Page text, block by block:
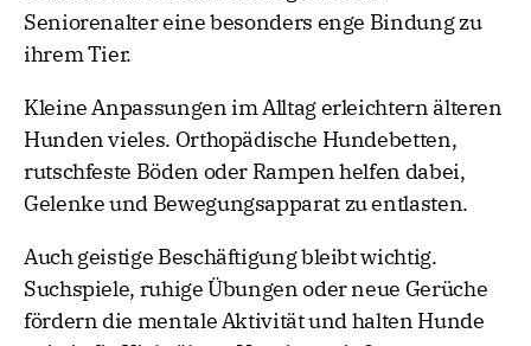
Seniorenalter eine besonders enge Bindung zu
ihrem Tier.
Kleine Anpassungen im Alltag erleichtern älteren
Hunden vieles. Orthopädische Hundebetten,
rutschfeste Böden oder Rampen helfen dabei,
Gelenke und Bewegungsapparat zu entlasten.
Auch geistige Beschäftigung bleibt wichtig.
Suchspiele, ruhige Übungen oder neue Gerüche
fördern die mentale Aktivität und halten Hunde